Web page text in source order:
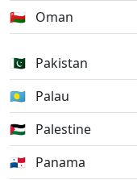
🇴🇲 Oman
🇵🇰 Pakistan
🇵🇼 Palau
🇵🇸 Palestine
🇵🇦 Panama